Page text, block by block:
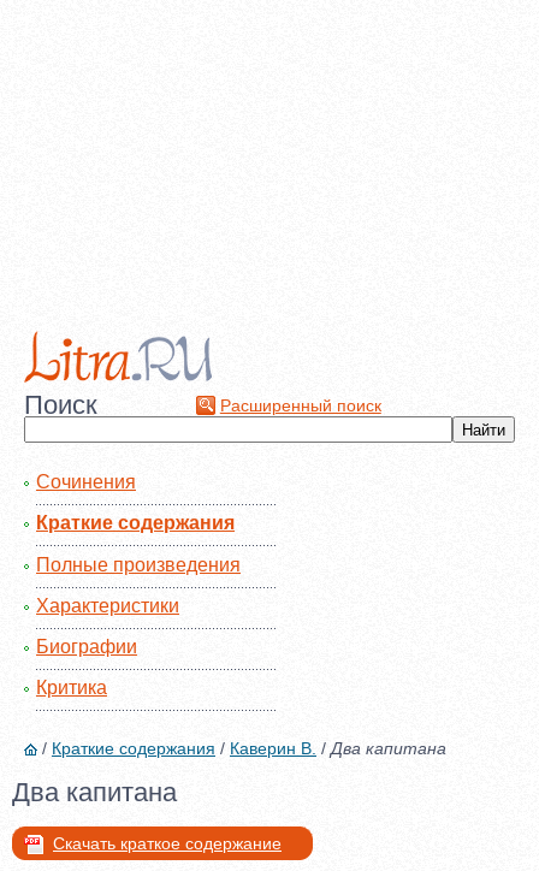
Поиск Расширенный поиск
Сочинения
Краткие содержания
Полные произведения
Характеристики
Биографии
Критика
/ Краткие содержания / Каверин В. / Два капитана
Два капитана
Скачать краткое содержание